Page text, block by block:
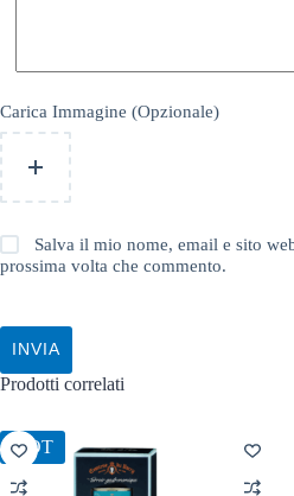
Carica Immagine (Opzionale)
Salva il mio nome, email e sito
prossima volta che commento.
INVIA
Prodotti correlati
HOT